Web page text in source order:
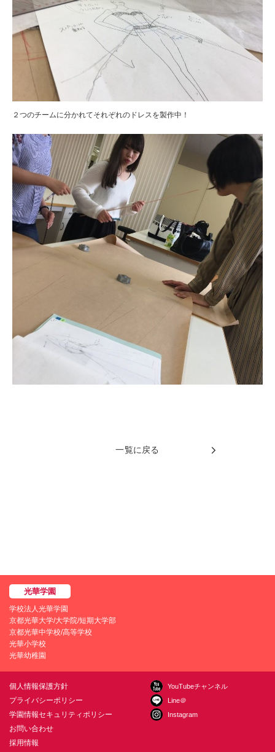
２つのチームに分かれてそれぞれのドレスを製作中！
一覧に戻る
学校法人光華学園
京都光華大学/大学院/短期大学部
京都光華中学校/高等学校
光華小学校
光華幼稚園
個人情報保護方針
プライバシーポリシー
学園情報セキュリティポリシー
お問い合わせ
採用情報
YouTubeチャンネル
Line＠
Instagram